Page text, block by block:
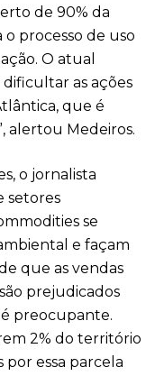
de 90% da
o processo de uso
O atual
as ações
que é
alertou Medeiros.
o jornalista
setores
se
e façam
que as vendas
prejudicados
é preocupante.
2% do território
por essa parcela